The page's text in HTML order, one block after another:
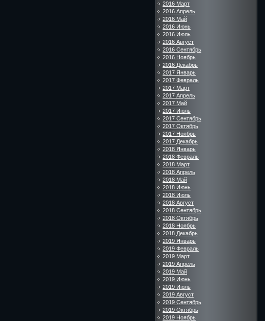
2016 Март
2016 Апрель
2016 Май
2016 Июнь
2016 Июль
2016 Август
2016 Сентябрь
2016 Ноябрь
2016 Декабрь
2017 Январь
2017 Февраль
2017 Март
2017 Апрель
2017 Май
2017 Июль
2017 Сентябрь
2017 Октябрь
2017 Ноябрь
2017 Декабрь
2018 Январь
2018 Февраль
2018 Март
2018 Апрель
2018 Май
2018 Июнь
2018 Июль
2018 Август
2018 Сентябрь
2018 Октябрь
2018 Ноябрь
2018 Декабрь
2019 Январь
2019 Февраль
2019 Март
2019 Апрель
2019 Май
2019 Июнь
2019 Июль
2019 Август
2019 Сентябрь
2019 Октябрь
2019 Ноябрь